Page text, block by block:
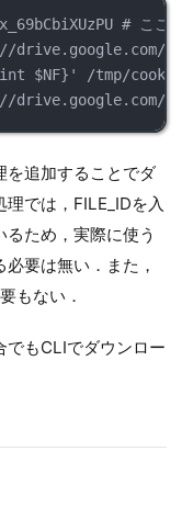
# ここ
$NF}' /tmp/
を追加することでダ
では，FILE_IDを入
ため，実際に使う
要は無い．また，
もない．
でもCLIでダウンロー